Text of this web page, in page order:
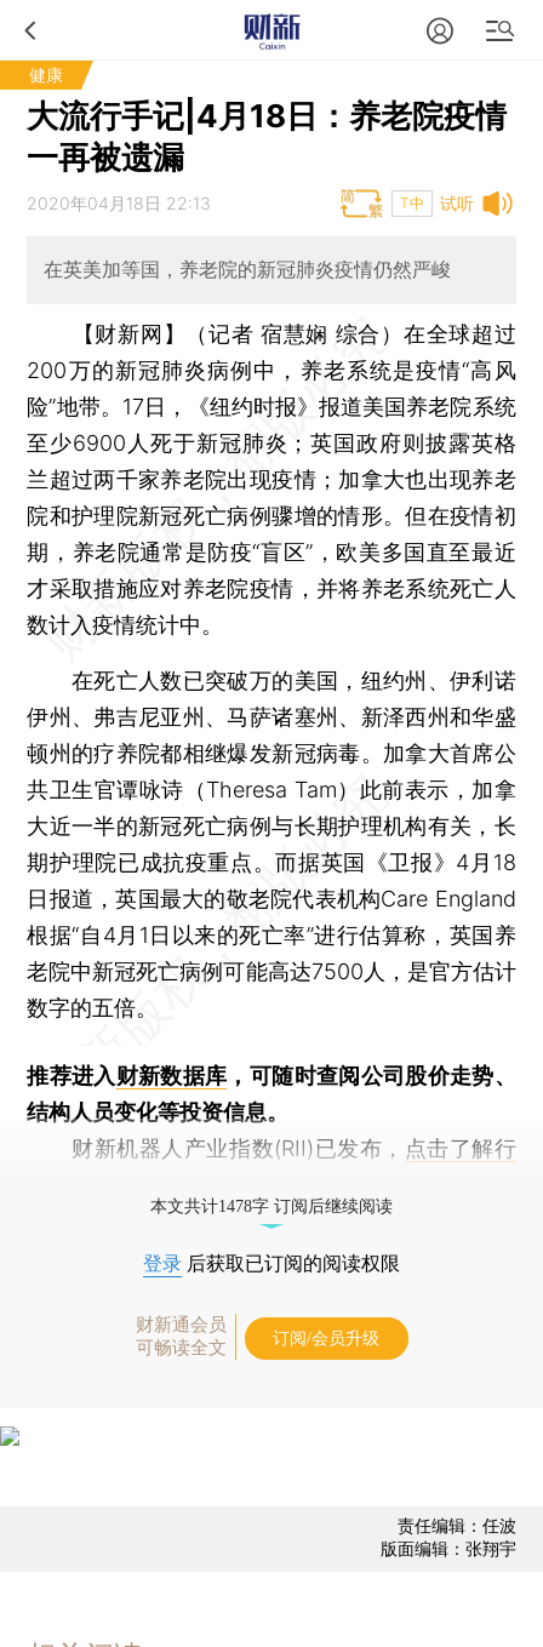
健康
大流行手记|4月18日：养老院疫情
一再被遗漏
试听
2020年04月18日 22:13 T中
在英美加等国，养老院的新冠肺炎疫情仍然严峻
【财新网】（记者 宿慧娴 综合） 在全球超过
200万的新冠肺炎病例中，养老系统是疫情“高风
险”地带。17日，《纽约时报》报道美国养老院系统
至少6900人死于新冠肺炎；英国政府则披露英格
兰超过两千家养老院出现疫情；加拿大也出现养老
院和护理院新冠死亡病例骤增的情形。但在疫情初
期，养老院通常是防疫“盲区”，欧美多国直至最近
才采取措施应对养老院疫情，并将养老系统死亡人
数计入疫情统计中。
在死亡人数已突破万的美国，纽约州、伊利诺
伊州、弗吉尼亚州、马萨诸塞州、新泽西州和华盛
顿州的疗养院都相继爆发新冠病毒。加拿大首席公
共卫生官谭咏诗（Theresa Tam）此前表示，加拿
大近一半的新冠死亡病例与长期护理机构有关，长
期护理院已成抗疫重点。而据英国《卫报》4月18
日报道，英国最大的敬老院代表机构Care England
根据“自4月1日以来的死亡率”进行估算称，英国养
老院中新冠死亡病例可能高达7500人，是官方估计
数字的五倍。
推荐进入财新数据库 ，可随时查阅公司股价走势、
结构人员变化等投资信息。
财新机器人产业指数(RII)已发布， 点击了解行
本文共计1478字 订阅后继续阅读
登录 后获取已订阅的阅读权限
财新通会员
可畅读全文
订阅/会员升级
责任编辑：任波
版面编辑：张翔宇